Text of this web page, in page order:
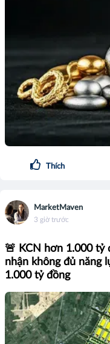
Thích
MarketMaven
3 giờ trước
🚨 KCN hơn 1.000 tỷ
nhận không đủ năng
1.000 tỷ đồng